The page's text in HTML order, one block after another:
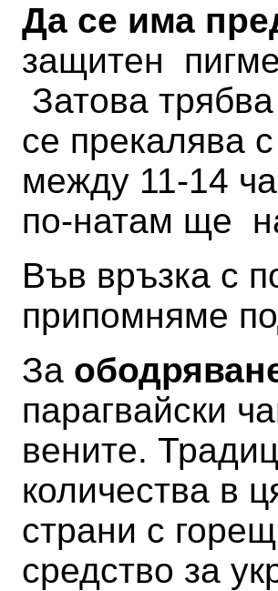
Да се има
защитен
Затова
се прекалява
между 11-14
по-натам ще
Във връзка с
припомняме
За
парагвайски
вените.
количества в
страни с
средство за